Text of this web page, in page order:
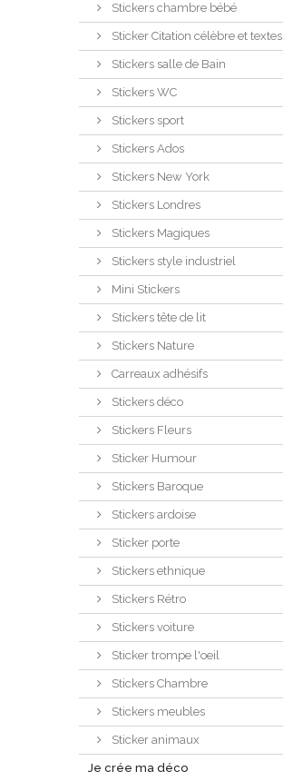
Stickers chambre bébé
Sticker Citation célèbre et textes
Stickers salle de Bain
Stickers WC
Stickers sport
Stickers Ados
Stickers New York
Stickers Londres
Stickers Magiques
Stickers style industriel
Mini Stickers
Stickers tête de lit
Stickers Nature
Carreaux adhésifs
Stickers déco
Stickers Fleurs
Sticker Humour
Stickers Baroque
Stickers ardoise
Sticker porte
Stickers ethnique
Stickers Rétro
Stickers voiture
Sticker trompe l'oeil
Stickers Chambre
Stickers meubles
Sticker animaux
Je crée ma déco